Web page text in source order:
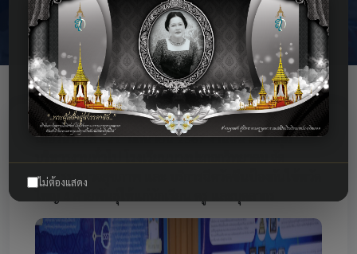
ไม่ต้องแสดง
หน้าแรก กิจกรรม รายละเอียด
เมื่อวันที่ 28 - 21 มิถนายน 2567 งานอนามัย กลุ่ม
กิจกรรมตรวจสุขภาพ และ บริการฉีดวัคซีนป้องกันใข้หวัด